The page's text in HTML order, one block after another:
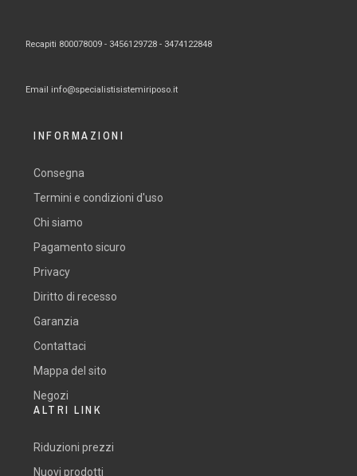
Recapiti 800078009 - 3456129728 - 3474122848
Email info@specialistisistemiriposo.it
INFORMAZIONI
Consegna
Termini e condizioni d'uso
Chi siamo
Pagamento sicuro
Privacy
Diritto di recesso
Garanzia
Contattaci
Mappa del sito
Negozi
ALTRI LINK
Riduzioni prezzi
Nuovi prodotti